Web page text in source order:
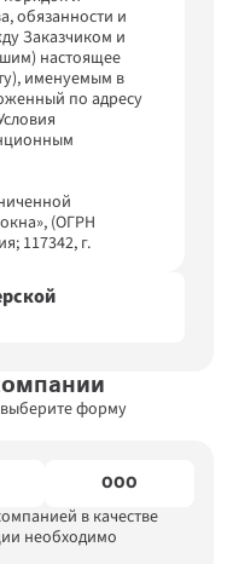
и
налог»
выберите форму
ООО
в качестве
необходимо